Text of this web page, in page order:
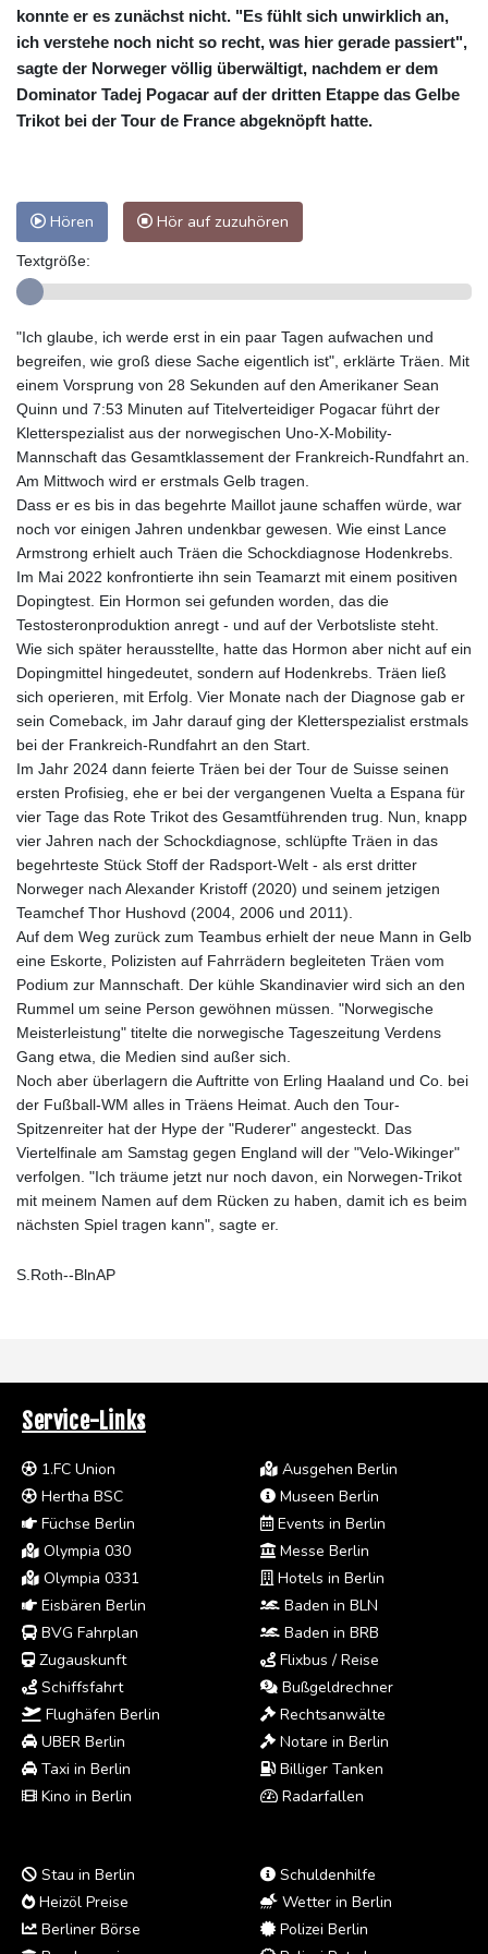
konnte er es zunächst nicht. "Es fühlt sich unwirklich an,
ich verstehe noch nicht so recht, was hier gerade passiert",
sagte der Norweger völlig überwältigt, nachdem er dem
Dominator Tadej Pogacar auf der dritten Etappe das Gelbe
Trikot bei der Tour de France abgeknöpft hatte.
Hören Hör auf zuzuhören
Textgröße:
"Ich glaube, ich werde erst in ein paar Tagen aufwachen und
begreifen, wie groß diese Sache eigentlich ist", erklärte Träen. Mit
einem Vorsprung von 28 Sekunden auf den Amerikaner Sean
Quinn und 7:53 Minuten auf Titelverteidiger Pogacar führt der
Kletterspezialist aus der norwegischen Uno-X-Mobility-
Mannschaft das Gesamtklassement der Frankreich-Rundfahrt an.
Am Mittwoch wird er erstmals Gelb tragen.
Dass er es bis in das begehrte Maillot jaune schaffen würde, war
noch vor einigen Jahren undenkbar gewesen. Wie einst Lance
Armstrong erhielt auch Träen die Schockdiagnose Hodenkrebs.
Im Mai 2022 konfrontierte ihn sein Teamarzt mit einem positiven
Dopingtest. Ein Hormon sei gefunden worden, das die
Testosteronproduktion anregt - und auf der Verbotsliste steht.
Wie sich später herausstellte, hatte das Hormon aber nicht auf ein
Dopingmittel hingedeutet, sondern auf Hodenkrebs. Träen ließ
sich operieren, mit Erfolg. Vier Monate nach der Diagnose gab er
sein Comeback, im Jahr darauf ging der Kletterspezialist erstmals
bei der Frankreich-Rundfahrt an den Start.
Im Jahr 2024 dann feierte Träen bei der Tour de Suisse seinen
ersten Profisieg, ehe er bei der vergangenen Vuelta a Espana für
vier Tage das Rote Trikot des Gesamtführenden trug. Nun, knapp
vier Jahren nach der Schockdiagnose, schlüpfte Träen in das
begehrteste Stück Stoff der Radsport-Welt - als erst dritter
Norweger nach Alexander Kristoff (2020) und seinem jetzigen
Teamchef Thor Hushovd (2004, 2006 und 2011).
Auf dem Weg zurück zum Teambus erhielt der neue Mann in Gelb
eine Eskorte, Polizisten auf Fahrrädern begleiteten Träen vom
Podium zur Mannschaft. Der kühle Skandinavier wird sich an den
Rummel um seine Person gewöhnen müssen. "Norwegische
Meisterleistung" titelte die norwegische Tageszeitung Verdens
Gang etwa, die Medien sind außer sich.
Noch aber überlagern die Auftritte von Erling Haaland und Co. bei
der Fußball-WM alles in Träens Heimat. Auch den Tour-
Spitzenreiter hat der Hype der "Ruderer" angesteckt. Das
Viertelfinale am Samstag gegen England will der "Velo-Wikinger"
verfolgen. "Ich träume jetzt nur noch davon, ein Norwegen-Trikot
mit meinem Namen auf dem Rücken zu haben, damit ich es beim
nächsten Spiel tragen kann", sagte er.
S.Roth--BlnAP
Service-Links
1.FC Union
Hertha BSC
Füchse Berlin
Olympia 030
Olympia 0331
Eisbären Berlin
BVG Fahrplan
Zugauskunft
Schiffsfahrt
Flughäfen Berlin
UBER Berlin
Taxi in Berlin
Kino in Berlin
Ausgehen Berlin
Museen Berlin
Events in Berlin
Messe Berlin
Hotels in Berlin
Baden in BLN
Baden in BRB
Flixbus / Reise
Bußgeldrechner
Rechtsanwälte
Notare in Berlin
Billiger Tanken
Radarfallen
Stau in Berlin
Heizöl Preise
Berliner Börse
Schuldenhilfe
Wetter in Berlin
Polizei Berlin